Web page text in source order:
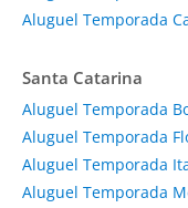
Aluguel Temporada
Santa Catarina
Aluguel Temporada
Aluguel Temporada
Aluguel Temporada
Aluguel Temporada